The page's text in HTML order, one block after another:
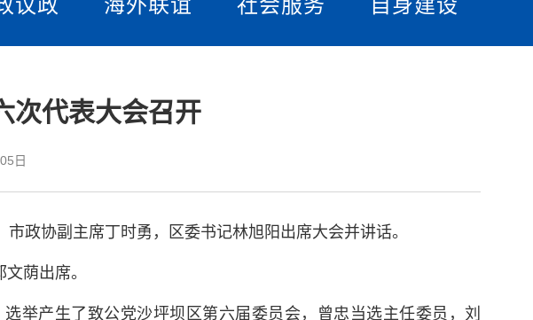
议政 海外联谊 社会服务 自身建设
次代表大会召开
日
政协副主席丁时勇，区委书记林旭阳出席大会并讲话。
荫出席。
举产生了致公党沙坪坝区第六届委员会，曾忠当选主任委员，刘